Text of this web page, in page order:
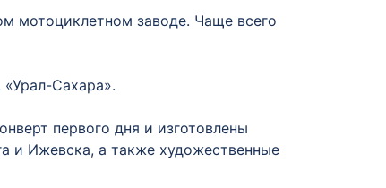
мотоциклетном заводе. Чаще всего
Сахара».
первого дня и изготовлены
и Ижевска, а также художественные